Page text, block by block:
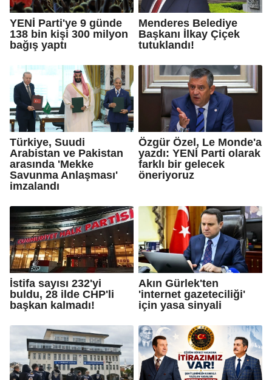
YENİ Parti'ye 9 günde
138 bin kişi 300 milyon
bağış yaptı
Menderes Belediye
Başkanı İlkay Çiçek
tutuklandı!
Türkiye, Suudi
Arabistan ve Pakistan
arasında 'Mekke
Savunma Anlaşması'
imzalandı
Özgür Özel, Le Monde'a
yazdı: YENİ Parti olarak
farklı bir gelecek
öneriyoruz
İstifa sayısı 232'yi
buldu, 28 ilde CHP'li
başkan kalmadı!
Akın Gürlek'ten
'internet gazeteciliği'
için yasa sinyali